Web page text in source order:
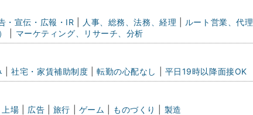
考なし
さらに詳しく検索したい方はこちら➤
・宣伝・広報・IR 人事、総務、法務、経理
ルート営業、代理
マーケティング、リサーチ、分析
社宅・家賃補助制度 転勤の心配なし 平日19時以降面接OK
上場 広告 旅行 ゲーム ものづくり 製造